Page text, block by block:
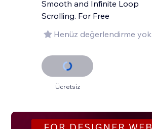
Smooth and Infinite Loop
Scrolling. For Free
Henüz değerlendirme yok
Ücretsiz